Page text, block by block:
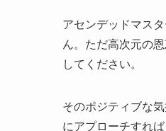
アセンデッドマス
ん。ただ高次元の
してください。
そのポジティブな
にアプローチすれ